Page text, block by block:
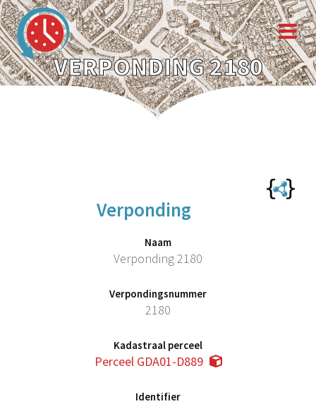
VERPONDING 2180
Verponding
Naam
Verponding 2180
Verpondingsnummer
2180
Kadastraal perceel
Perceel GDA01-D889
Identifier